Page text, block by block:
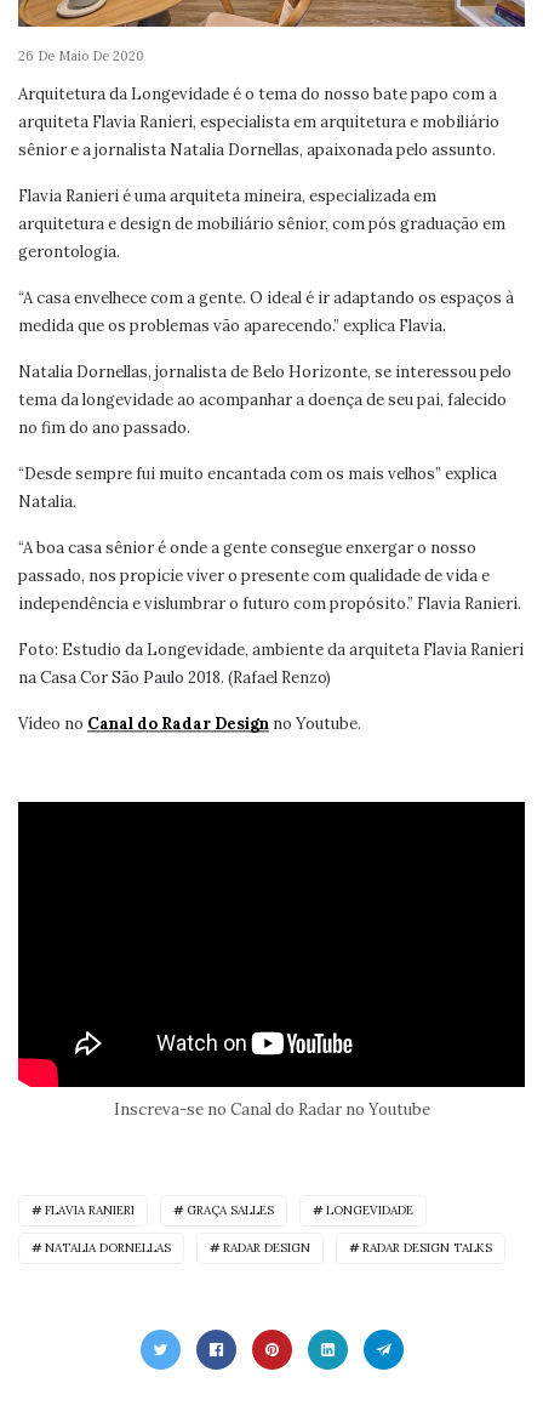
26 De Maio De 2020
Arquitetura da Longevidade é o tema do nosso bate papo com a
arquiteta Flavia Ranieri, especialista em arquitetura e mobiliário
sênior e a jornalista Natalia Dornellas, apaixonada pelo assunto.
Flavia Ranieri é uma arquiteta mineira, especializada em
arquitetura e design de mobiliário sênior, com pós graduação em
gerontologia.
“A casa envelhece com a gente. O ideal é ir adaptando os espaços à
medida que os problemas vão aparecendo.” explica Flavia.
Natalia Dornellas, jornalista de Belo Horizonte, se interessou pelo
tema da longevidade ao acompanhar a doença de seu pai, falecido
no fim do ano passado.
“Desde sempre fui muito encantada com os mais velhos” explica
Natalia.
“A boa casa sênior é onde a gente consegue enxergar o nosso
passado, nos propicie viver o presente com qualidade de vida e
independência e vislumbrar o futuro com propósito.” Flavia Ranieri.
Foto: Estudio da Longevidade, ambiente da arquiteta Flavia Ranieri
na Casa Cor São Paulo 2018. (Rafael Renzo)
Vídeo no Canal do Radar Design no Youtube.
Inscreva-se no Canal do Radar no Youtube
FLAVIA RANIERI GRAÇA SALLES LONGEVIDADE
NATALIA DORNELLAS RADAR DESIGN RADAR DESIGN TALKS